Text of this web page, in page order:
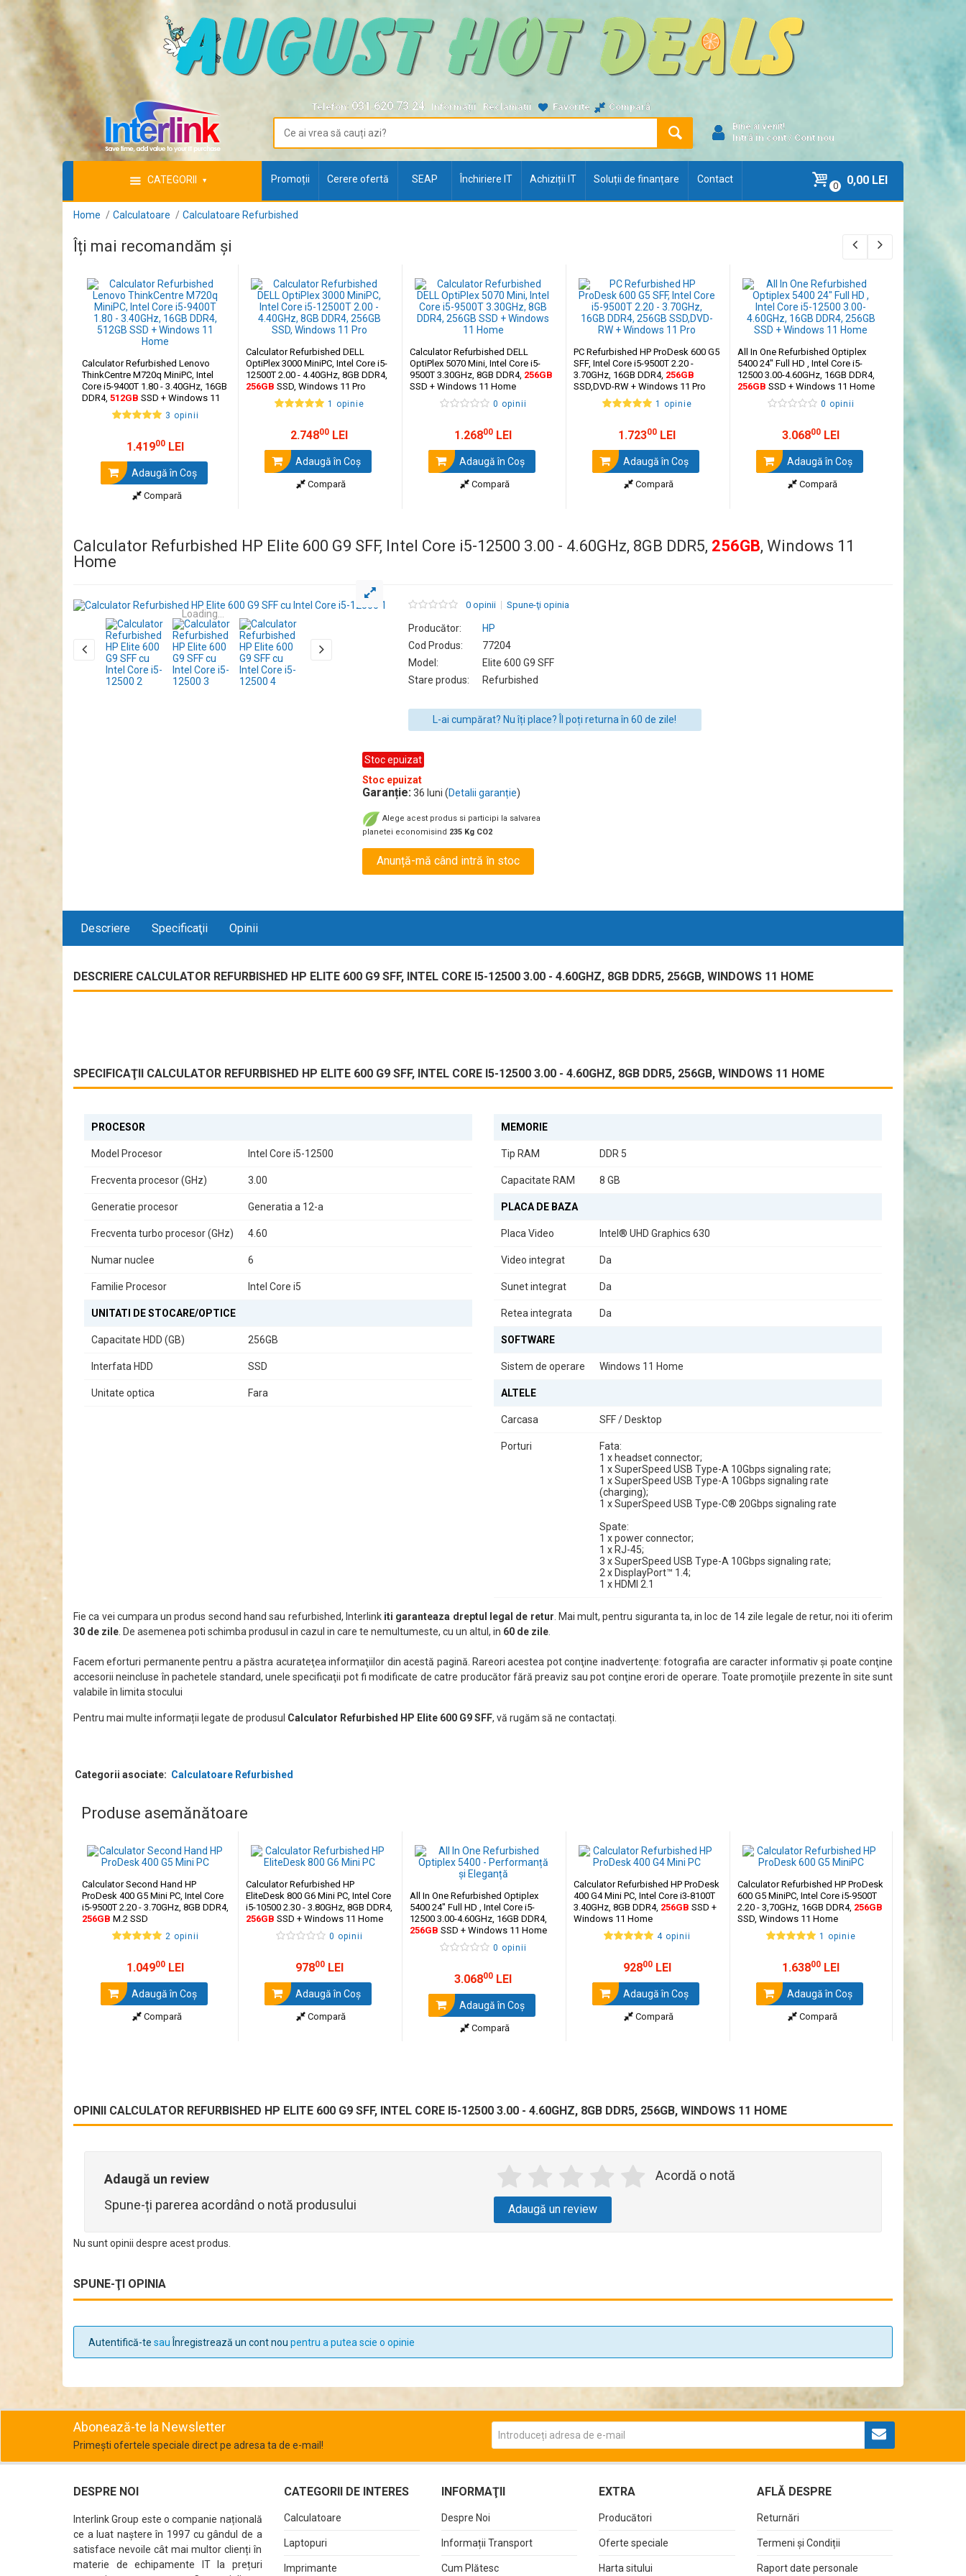
Telefon: 031.620.73.24 Informații Reclamații Favorite Compară
Bine ai venit!
Intră în cont / Cont nou
CATEGORII Promoții Cerere ofertă SEAP Închiriere IT Achiziții IT Soluții de finanțare Contact
0 0,00 LEI
Home Calculatoare Calculatoare Refurbished
Îți mai recomandăm și
Calculator Refurbished Lenovo
ThinkCentre M720q MiniPC, Intel
Core i5-9400T 1.80 - 3.40GHz, 16GB
DDR4, 512GB SSD + Windows 11
3 opinii
1.41900 LEI
Adaugă în Coş
Compară
Calculator Refurbished DELL
OptiPlex 3000 MiniPC, Intel Core i5-
12500T 2.00 - 4.40GHz, 8GB DDR4,
256GB SSD, Windows 11 Pro
1 opinie
2.74800 LEI
Adaugă în Coş
Compară
Calculator Refurbished DELL
OptiPlex 5070 Mini, Intel Core i5-
9500T 3.30GHz, 8GB DDR4, 256GB
SSD + Windows 11 Home
0 opinii
1.26800 LEI
Adaugă în Coş
Compară
PC Refurbished HP ProDesk 600 G5
SFF, Intel Core i5-9500T 2.20 -
3.70GHz, 16GB DDR4, 256GB
SSD,DVD-RW + Windows 11 Pro
1 opinie
1.72300 LEI
Adaugă în Coş
Compară
All In One Refurbished Optiplex
5400 24" Full HD , Intel Core i5-
12500 3.00-4.60GHz, 16GB DDR4,
256GB SSD + Windows 11 Home
0 opinii
3.06800 LEI
Adaugă în Coş
Compară
Calculator
2.90 -
NVMe, Placa
Calculator Refurbished HP Elite 600 G9 SFF, Intel Core i5-12500 3.00 - 4.60GHz, 8GB DDR5, 256GB, Windows 11
Home
Loading...
0 opinii Spune-ţi opinia
Producător:
HP
Cod Produs:
77204
Model:
Elite 600 G9 SFF
Stare produs:
Refurbished
L-ai cumpărat? Nu îți place? Îl poți returna în 60 de zile!
Stoc epuizat
Stoc epuizat
Garanție:36 luni (Detalii garanție)
Alege acest produs si participi la salvarea
planetei economisind 235 Kg CO2
Anunță-mă când intră în stoc
Descriere Specificaţii Opinii
DESCRIERE CALCULATOR REFURBISHED HP ELITE 600 G9 SFF, INTEL CORE I5-12500 3.00 - 4.60GHZ, 8GB DDR5, 256GB, WINDOWS 11 HOME
SPECIFICAŢII CALCULATOR REFURBISHED HP ELITE 600 G9 SFF, INTEL CORE I5-12500 3.00 - 4.60GHZ, 8GB DDR5, 256GB, WINDOWS 11 HOME
PROCESOR
Model Procesor Intel Core i5-12500
Frecventa procesor (GHz) 3.00
Generatie procesor Generatia a 12-a
Frecventa turbo procesor (GHz) 4.60
Numar nuclee 6
Familie Procesor Intel Core i5
UNITATI DE STOCARE/OPTICE
Capacitate HDD (GB) 256GB
Interfata HDD SSD
Unitate optica Fara
MEMORIE
Tip RAM DDR 5
Capacitate RAM 8 GB
PLACA DE BAZA
Placa Video Intel® UHD Graphics 630
Video integrat Da
Sunet integrat Da
Retea integrata Da
SOFTWARE
Sistem de operare Windows 11 Home
ALTELE
Carcasa SFF / Desktop
Porturi
Fata:
1 x headset connector;
1 x SuperSpeed USB Type-A 10Gbps signaling rate;
1 x SuperSpeed USB Type-A 10Gbps signaling rate
(charging);
1 x SuperSpeed USB Type-C® 20Gbps signaling rate
Spate:
1 x power connector;
1 x RJ-45;
3 x SuperSpeed USB Type-A 10Gbps signaling rate;
2 x DisplayPort™ 1.4;
1 x HDMI 2.1
Fie ca vei cumpara un produs second hand sau refurbished, Interlink iti garanteaza dreptul legal de retur . Mai mult, pentru siguranta ta, in loc de 14 zile legale de retur, noi iti oferim
30 de zile . De asemenea poti schimba produsul in cazul in care te nemultumeste, cu un altul, in 60 de zile
Facem eforturi permanente pentru a păstra acurateţea informaţiilor din acestă pagină. Rareori acestea pot conţine inadvertenţe: fotografia are caracter informativ şi poate conţine
accesorii neincluse în pachetele standard, unele specificaţii pot fi modificate de catre producător fără preaviz sau pot conţine erori de operare. Toate promoţiile prezente în site sunt
valabile în limita stocului
Pentru mai multe informații legate de produsul Calculator Refurbished HP Elite 600 G9 SFF, vă rugăm să ne contactați.
Categorii asociate: Calculatoare Refurbished
Produse asemănătoare
Calculator Second Hand HP
ProDesk 400 G5 Mini PC, Intel Core
i5-9500T 2.20 - 3.70GHz, 8GB DDR4,
256GB M.2 SSD
2 opinii
1.04900 LEI
Adaugă în Coş
Compară
Calculator Refurbished HP
EliteDesk 800 G6 Mini PC, Intel Core
i5-10500 2.30 - 3.80GHz, 8GB DDR4,
256GB SSD + Windows 11 Home
0 opinii
97800LEI
Adaugă în Coş
Compară
All In One Refurbished Optiplex
5400 24" Full HD , Intel Core i5-
12500 3.00-4.60GHz, 16GB DDR4,
256GB SSD + Windows 11 Home
0 opinii
3.06800 LEI
Adaugă în Coş
Compară
Calculator Refurbished HP ProDesk
400 G4 Mini PC, Intel Core i3-8100T
3.40GHz, 8GB DDR4, 256GB SSD +
Windows 11 Home
4 opinii
92800LEI
Adaugă în Coş
Compară
Calculator Refurbished HP ProDesk
600 G5 MiniPC, Intel Core i5-9500T
2.20 - 3,70GHz, 16GB DDR4, 256GB
SSD, Windows 11 Home
1 opinie
1.63800 LEI
Adaugă în Coş
Compară
OPINII CALCULATOR REFURBISHED HP ELITE 600 G9 SFF, INTEL CORE I5-12500 3.00 - 4.60GHZ, 8GB DDR5, 256GB, WINDOWS 11 HOME
Adaugă un review
Spune-ți parerea acordând o notă produsului
Acordă o notă
Adaugă un review
Nu sunt opinii despre acest produs.
SPUNE-ŢI OPINIA
Autentifică-te sau Înregistrează un cont nou pentru a putea scie o opinie
Abonează-te la Newsletter
Primești ofertele speciale direct pe adresa ta de e-mail!
DESPRE NOI
Interlink Group este o companie națională
ce a luat naștere în 1997 cu gândul de a
satisface nevoile cât mai multor clienți în
materie de echipamente IT la prețuri
CATEGORII DE INTERES
Calculatoare
Laptopuri
Imprimante
INFORMAŢII
Despre Noi
Informații Transport
Cum Plătesc
EXTRA
Producători
Oferte speciale
Harta sitului
AFLĂ DESPRE
Returnări
Termeni și Condiții
Raport date personale